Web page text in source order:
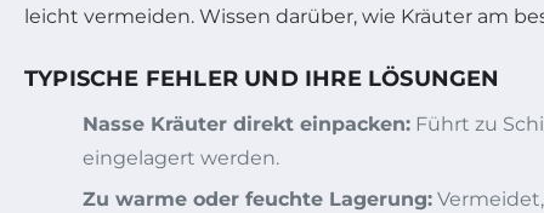
leicht vermeiden. Wissen darüber, wie Kräuter am
TYPISCHE FEHLER UND IHRE LÖSUNGEN
Nasse Kräuter direkt einpacken: Führt zu
eingelagert werden.
Zu warme oder feuchte Lagerung: